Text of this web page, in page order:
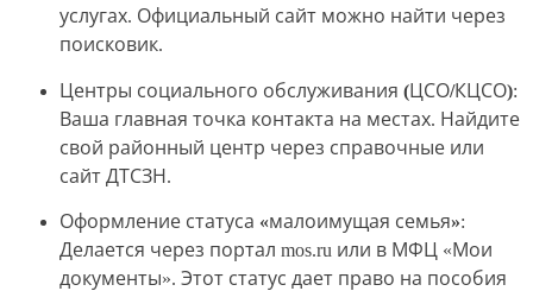
услугах. Официальный сайт можно найти через
поисковик.
Центры социального обслуживания (ЦСО/КЦСО):
Ваша главная точка контакта на местах. Найдите
свой районный центр через справочные или
сайт ДТСЗН.
Оформление статуса «малоимущая семья»:
Делается через портал mos.ru или в МФЦ «Мои
документы». Этот статус дает право на пособия